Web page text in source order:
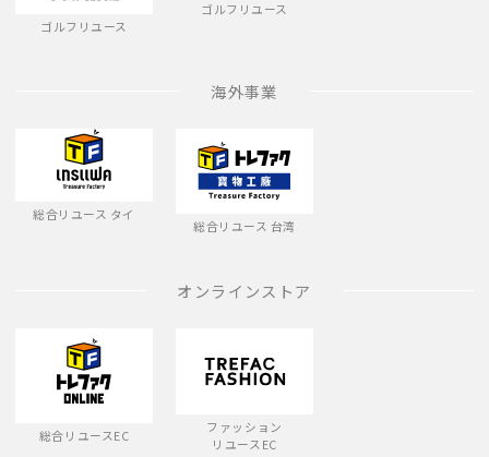
ゴルフリユース
ゴルフリユース
海外事業
総合リユース タイ
総合リユース 台湾
オンラインストア
総合リユースEC
ファッション
リユースEC